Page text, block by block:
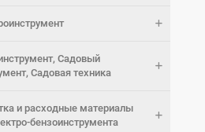
Садовый
Садовая техника
и расходные материалы
бензоинструмента